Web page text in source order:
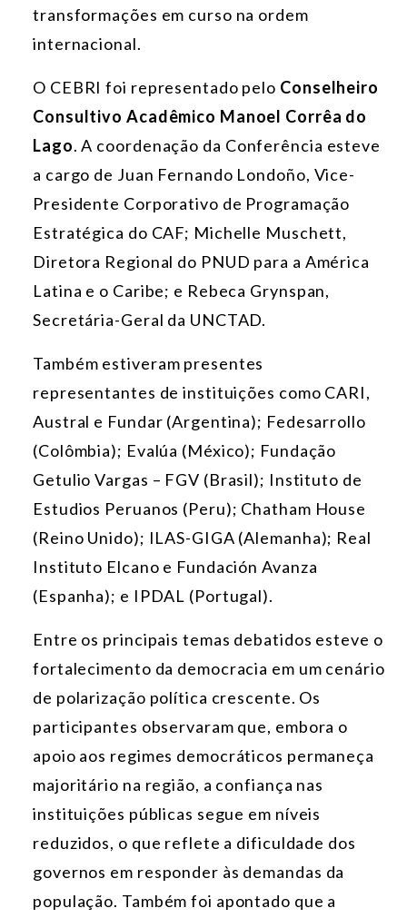
transformações em curso na ordem
internacional.
O CEBRI foi representado pelo Conselheiro
Consultivo Acadêmico Manoel Corrêa do
Lago. A coordenação da Conferência esteve
a cargo de Juan Fernando Londoño, Vice-
Presidente Corporativo de Programação
Estratégica do CAF; Michelle Muschett,
Diretora Regional do PNUD para a América
Latina e o Caribe; e Rebeca Grynspan,
Secretária-Geral da UNCTAD.
Também estiveram presentes
representantes de instituições como CARI,
Austral e Fundar (Argentina); Fedesarrollo
(Colômbia); Evalúa (México); Fundação
Getulio Vargas – FGV (Brasil); Instituto de
Estudios Peruanos (Peru); Chatham House
(Reino Unido); ILAS-GIGA (Alemanha); Real
Instituto Elcano e Fundación Avanza
(Espanha); e IPDAL (Portugal).
Entre os principais temas debatidos esteve o
fortalecimento da democracia em um cenário
de polarização política crescente. Os
participantes observaram que, embora o
apoio aos regimes democráticos permaneça
majoritário na região, a confiança nas
instituições públicas segue em níveis
reduzidos, o que reflete a dificuldade dos
governos em responder às demandas da
população. Também foi apontado que a